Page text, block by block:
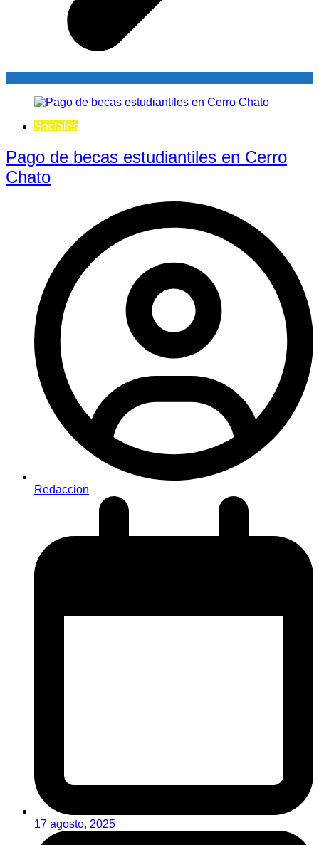
Sociales
Pago de becas estudiantiles en Cerro
Chato
Redaccion
17 agosto, 2025